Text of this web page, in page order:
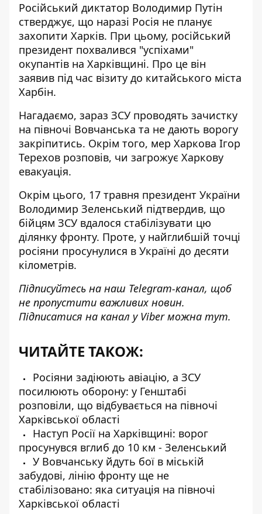
Російський диктатор Володимир Путін
стверджує, що наразі Росія не планує
захопити Харків. При цьому, російський
президент похвалився "успіхами"
окупантів на Харківщині. Про це він
заявив під час візиту до китайського міста
Харбін.
Нагадаємо, зараз ЗСУ проводять зачистку
на півночі Вовчанська та не дають ворогу
закріпитись. Окрім того, мер Харкова Ігор
Терехов розповів, чи загрожує Харкову
евакуація.
Окрім цього, 17 травня президент України
Володимир Зеленський підтвердив, що
бійцям ЗСУ вдалося стабілізувати цю
ділянку фронту. Проте, у найглибшій точці
росіяни просунулися в Україні до десяти
кілометрів.
Підписуйтесь на наш Telegram-канал, щоб
не пропустити важливих новин.
Підписатися на канал у Viber можна тут.
ЧИТАЙТЕ ТАКОЖ:
Росіяни задіюють авіацію, а ЗСУ
посилюють оборону: у Генштабі
розповіли, що відбувається на півночі
Харківської області
Наступ Росії на Харківщині: ворог
просунувся вглиб до 10 км - Зеленський
У Вовчанську йдуть бої в міській
забудові, лінію фронту ще не
стабілізовано: яка ситуація на півночі
Харківської області